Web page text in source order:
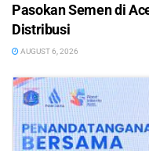
Pasokan Semen di
Distribusi
AUGUST 6, 2026